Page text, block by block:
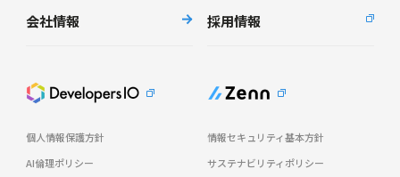
会社情報 採用情報
個人情報保護方針
情報セキュリティ基本方針
AI倫理ポリシー
サステナビリティポリシー